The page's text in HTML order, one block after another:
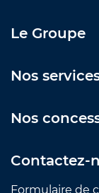
Le Groupe
Nos
Nos
Contactez-
Formulaire de